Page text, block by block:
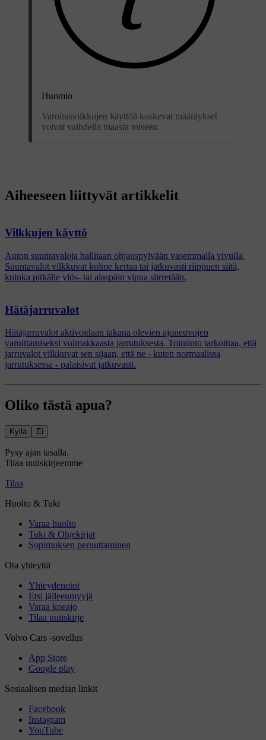
Huomio
Varoitusvilkkujen käyttöä koskevat määräykset
voivat vaihdella maasta toiseen.
Aiheeseen liittyvät artikkelit
Vilkkujen käyttö
Auton suuntavaloja hallitaan ohjauspylvään vasemmalla vivulla.
Suuntavalot vilkkuvat kolme kertaa tai jatkuvasti riippuen siitä,
kuinka pitkälle ylös- tai alaspäin vipua siirretään.
Hätäjarruvalot
Hätäjarruvalot aktivoidaan takana olevien ajoneuvojen
varoittamiseksi voimakkaasta jarrutuksesta. Toiminto tarkoittaa, että
jarruvalot vilkkuvat sen sijaan, että ne - kuten normaalissa
jarrutuksessa - palaisivat jatkuvasti.
Oliko tästä apua?
Kyllä Ei